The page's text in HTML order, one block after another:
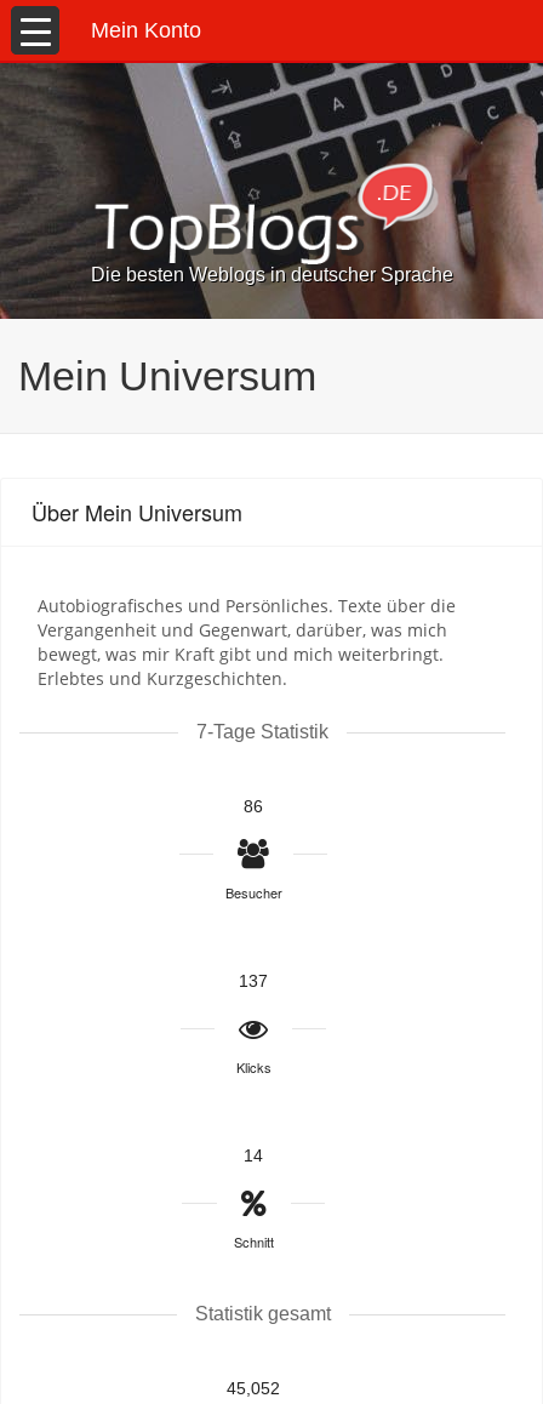
Mein Konto
Die besten Weblogs in deutscher Sprache
Mein Universum
Über Mein Universum
Autobiografisches und Persönliches. Texte über die
Vergangenheit und Gegenwart, darüber, was mich
bewegt, was mir Kraft gibt und mich weiterbringt.
Erlebtes und Kurzgeschichten.
7-Tage Statistik
86
Besucher
137
Klicks
14
Schnitt
Statistik gesamt
45,052